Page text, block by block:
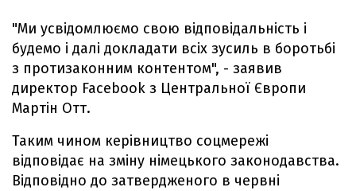
"Ми усвідомлюємо свою відповідальність і
будемо і далі докладати всіх зусиль в боротьбі
з протизаконним контентом", - заявив
директор Facebook з Центральної Європи
Мартін Отт.
Таким чином керівництво соцмережі
відповідає на зміну німецького законодавства.
Відповідно до затвердженого в червні